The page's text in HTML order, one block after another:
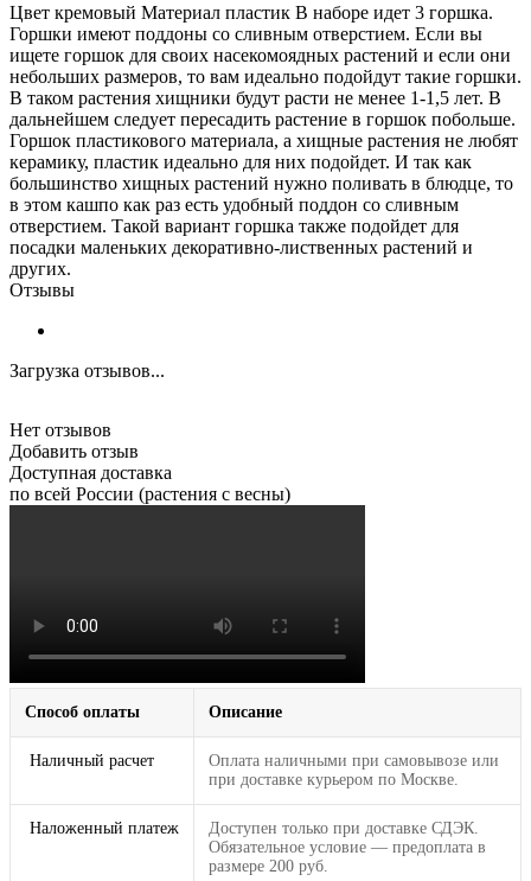
Цвет кремовый Материал пластик В наборе идет 3 горшка.
Горшки имеют поддоны со сливным отверстием. Если вы
ищете горшок для своих насекомоядных растений и если они
небольших размеров, то вам идеально подойдут такие горшки.
В таком растения хищники будут расти не менее 1-1,5 лет. В
дальнейшем следует пересадить растение в горшок побольше.
Горшок пластикового материала, а хищные растения не любят
керамику, пластик идеально для них подойдет. И так как
большинство хищных растений нужно поливать в блюдце, то
в этом кашпо как раз есть удобный поддон со сливным
отверстием. Такой вариант горшка также подойдет для
посадки маленьких декоративно-лиственных растений и
других.
Отзывы
Загрузка отзывов...
Нет отзывов
Добавить отзыв
Доступная доставка
по всей России (растения с весны)
Способ оплаты Описание
Наличный расчет
Оплата наличными при самовывозе или
при доставке курьером по Москве.
Наложенный платеж
Доступен только при доставке СДЭК.
Обязательное условие — предоплата в
размере 200 руб.